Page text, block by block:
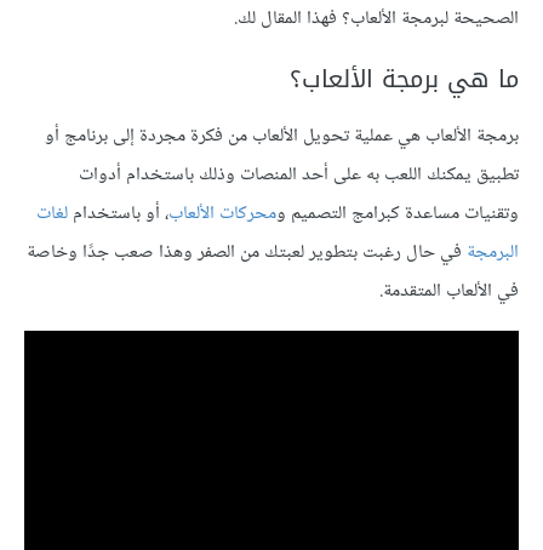
الصحيحة لبرمجة الألعاب؟ فهذا المقال لك.
ما هي برمجة الألعاب؟
برمجة الألعاب هي عملية تحويل الألعاب من فكرة مجردة إلى برنامج أو
تطبيق يمكنك اللعب به على أحد المنصات وذلك باستخدام أدوات
وتقنيات مساعدة كبرامج التصميم ومحركات الألعاب، أو باستخداملغات
البرمجة في حال رغبت بتطوير لعبتك من الصفر وهذا صعب جدًا وخاصة
في الألعاب المتقدمة.